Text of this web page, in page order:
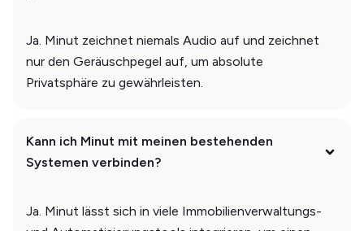
Ja. Minut zeichnet niemals Audio auf und zeichnet
nur den Geräuschpegel auf, um absolute
Privatsphäre zu gewährleisten.
Kann ich Minut mit meinen bestehenden
Systemen verbinden?
Ja. Minut lässt sich in viele Immobilienverwaltungs-